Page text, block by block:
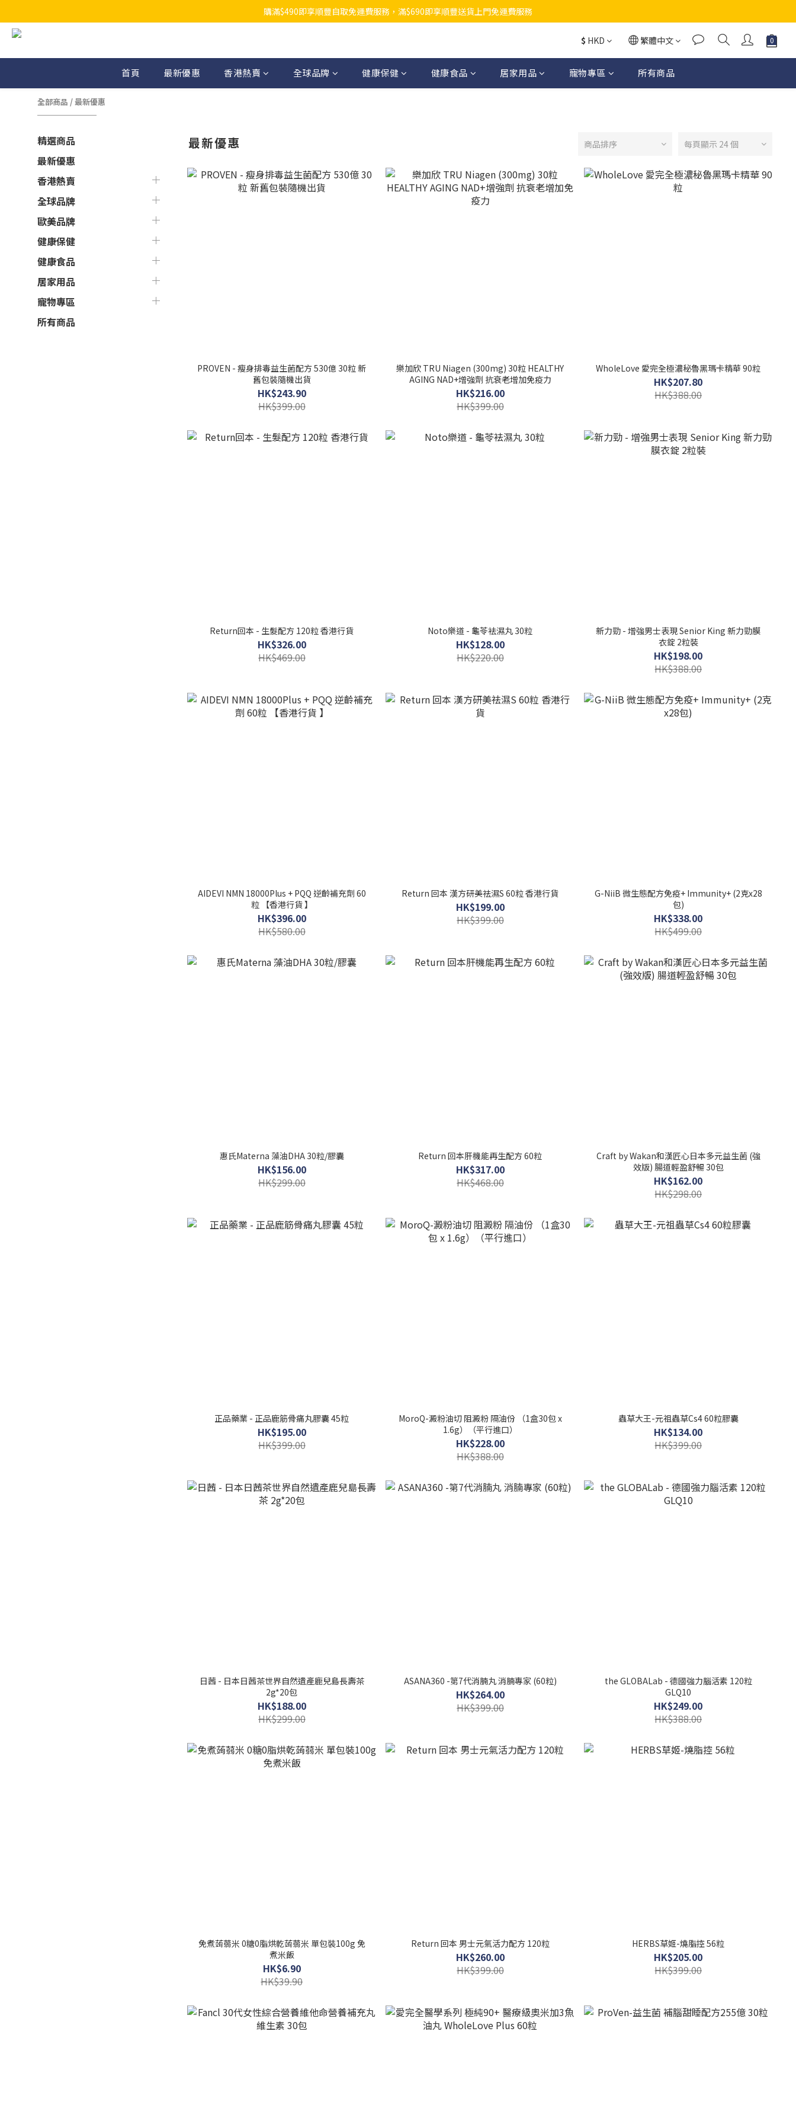
購滿$490即享順豐自取免運費服務，滿$690即享順豐送貨上門免運費服務
$ HKD 繁體中文
首頁 最新優惠 香港熱賣 全球品牌 健康保健 健康食品 居家用品 寵物專區 所有商品
全部商品 /最新優惠
精選商品
最新優惠
香港熱賣
全球品牌
歐美品牌
健康保健
健康食品
居家用品
寵物專區
所有商品
最新優惠 商品排序 每頁顯示 24 個
PROVEN - 瘦身排毒益生菌配方 530億 30粒 新
舊包裝隨機出貨
HK$243.90
HK$399.00
樂加欣 TRU Niagen (300mg) 30粒 HEALTHY
AGING NAD+增強劑 抗衰老增加免疫力
HK$216.00
HK$399.00
WholeLove 愛完全極濃秘魯黑瑪卡精華 90粒
HK$207.80
HK$388.00
Return回本 - 生髮配方 120粒 香港行貨
HK$326.00
HK$469.00
Noto樂道 - 龜苓袪濕丸 30粒
HK$128.00
HK$220.00
新力勁 - 增強男士表現 Senior King 新力勁膜
衣錠 2粒裝
HK$198.00
HK$388.00
AIDEVI NMN 18000Plus + PQQ 逆齡補充劑 60
粒 【香港行貨 】
HK$396.00
HK$580.00
Return 回本 漢方研美祛濕S 60粒 香港行貨
HK$199.00
HK$399.00
G-NiiB 微生態配方免疫+ Immunity+ (2克x28
包)
HK$338.00
HK$499.00
惠氏Materna 藻油DHA 30粒/膠囊
HK$156.00
HK$299.00
Return 回本肝機能再生配方 60粒
HK$317.00
HK$468.00
Craft by Wakan和漢匠心日本多元益生菌 (強
效版) 腸道輕盈舒暢 30包
HK$162.00
HK$298.00
正品藥業 - 正品鹿筋骨痛丸膠囊 45粒
HK$195.00
HK$399.00
MoroQ-澱粉油切 阻澱粉 隔油份 （1盒30包 x
1.6g）（平行進口）
HK$228.00
HK$388.00
蟲草大王-元祖蟲草Cs4 60粒膠囊
HK$134.00
HK$399.00
日茜 - 日本日茜茶世界自然遺產鹿兒島長壽茶
2g*20包
HK$188.00
HK$299.00
ASANA360 -第7代消腩丸 消腩專家 (60粒)
HK$264.00
HK$399.00
the GLOBALab - 德國強力腦活素 120粒
GLQ10
HK$249.00
HK$388.00
免煮蒟蒻米 0糖0脂烘乾蒟蒻米 單包裝100g 免
煮米飯
HK$6.90
HK$39.90
Return 回本 男士元氣活力配方 120粒
HK$260.00
HK$399.00
HERBS草姬-燒脂控 56粒
HK$205.00
HK$399.00